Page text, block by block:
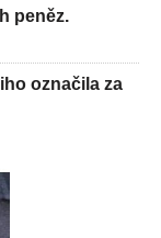
peněz.
označila za